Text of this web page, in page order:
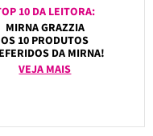
10 DA LEITORA:
MIRNA GRAZZIA
OS 10 PRODUTOS
DA MIRNA!
VEJA MAIS